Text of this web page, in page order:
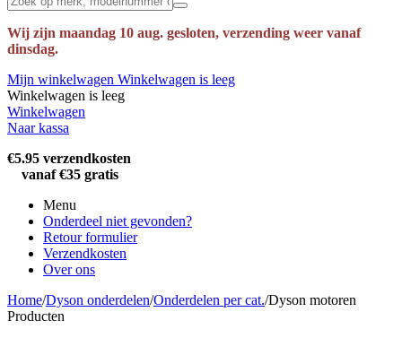
Wij zijn maandag 10 aug. gesloten, verzending weer vanaf
dinsdag.
Mijn winkelwagen Winkelwagen is leeg
Winkelwagen is leeg
Winkelwagen
Naar kassa
€5.95 verzendkosten
vanaf €35 gratis
Menu
Onderdeel niet gevonden?
Retour formulier
Verzendkosten
Over ons
Home/Dyson onderdelen/Onderdelen per cat./Dyson motoren
Producten